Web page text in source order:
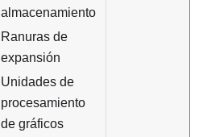
almacenamiento
Ranuras de
expansión
Unidades de
procesamiento
de gráficos